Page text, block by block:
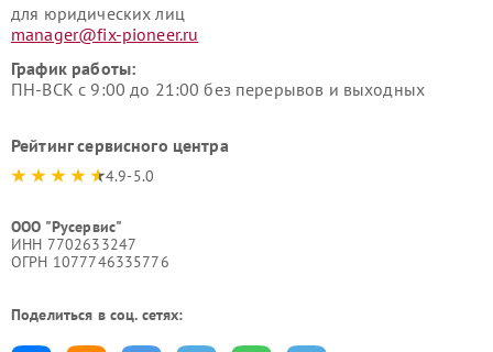
для юридических лиц
manager@fix-pioneer.ru
График работы:
ПН-ВСК с 9:00 до 21:00 без перерывов и выходных
Рейтинг сервисного центра
4.9-5.0
ООО "Русервис"
ИНН 7702633247
ОГРН 1077746335776
Поделиться в соц. сетях: